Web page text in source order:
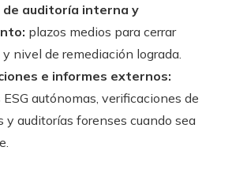
de auditoría interna y
plazos medios para cerrar
nivel de remediación lograda.
e informes externos:
autónomas, verificaciones de
y auditorías forenses cuando sea